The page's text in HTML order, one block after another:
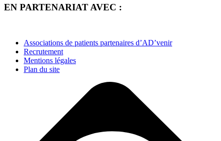
EN PARTENARIAT AVEC :
Associations de patients partenaires d’AD’venir
Recrutement
Mentions légales
Plan du site